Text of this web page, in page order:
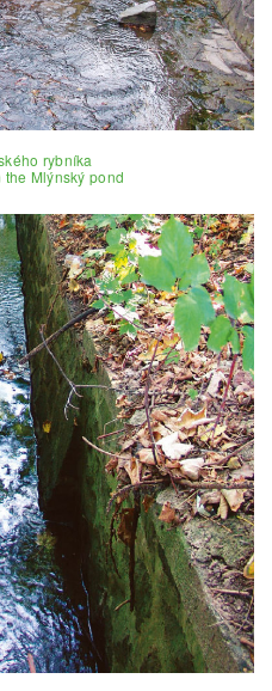
rybníka
the Mlýnský pond